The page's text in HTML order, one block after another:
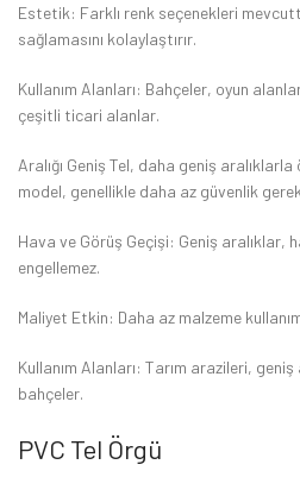
Estetik: Farklı renk seçenekleri
sağlamasını kolaylaştırır.
Kullanım Alanları: Bahçeler, oyun
çeşitli ticari alanlar.
Aralığı Geniş Tel, daha geniş
model, genellikle daha az güvenlik
Hava ve Görüş Geçişi: Geniş aralıklar,
engellemez.
Maliyet Etkin: Daha az malzeme
Kullanım Alanları: Tarım arazileri,
bahçeler.
PVC Tel Örgü